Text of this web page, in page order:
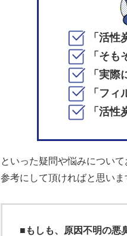
「活
「そ
「実
「フ
「活
といった疑問や悩みについ
参考にして頂ければと思いま
■もしも、原因不明の悪